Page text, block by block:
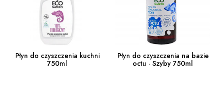
Płyn do czyszczenia kuchni
750ml
Płyn do czyszczenia na bazie
octu - Szyby 750ml